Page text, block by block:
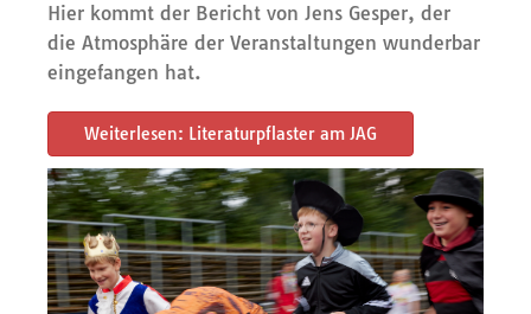
Hier kommt der Bericht von Jens Gesper, der
die Atmosphäre der Veranstaltungen wunderbar
eingefangen hat.
Weiterlesen: Literaturpflaster am JAG